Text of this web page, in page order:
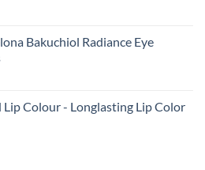
Bakuchiol Radiance Eye
Lip Colour - Longlasting Lip Color